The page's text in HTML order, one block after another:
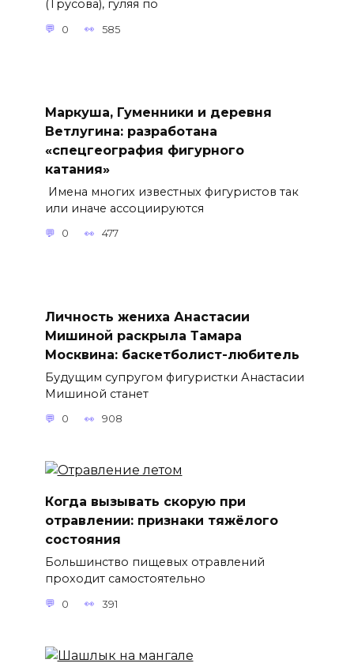
(Трусова), гуляя по
0 585
Маркуша, Гуменники и деревня
Ветлугина: разработана
«спецгеография фигурного
катания»
Имена многих известных фигуристов так
или иначе ассоциируются
0 477
Личность жениха Анастасии
Мишиной раскрыла Тамара
Москвина: баскетболист-любитель
Будущим супругом фигуристки Анастасии
Мишиной станет
0 908
Когда вызывать скорую при
отравлении: признаки тяжёлого
состояния
Большинство пищевых отравлений
проходит самостоятельно
0 391